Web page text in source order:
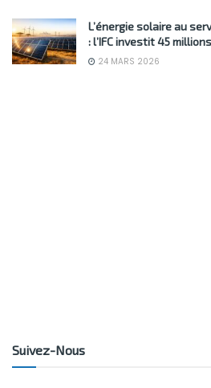
L’énergie solaire au
: l’IFC investit 45
24 MARS 2026
Suivez-Nous